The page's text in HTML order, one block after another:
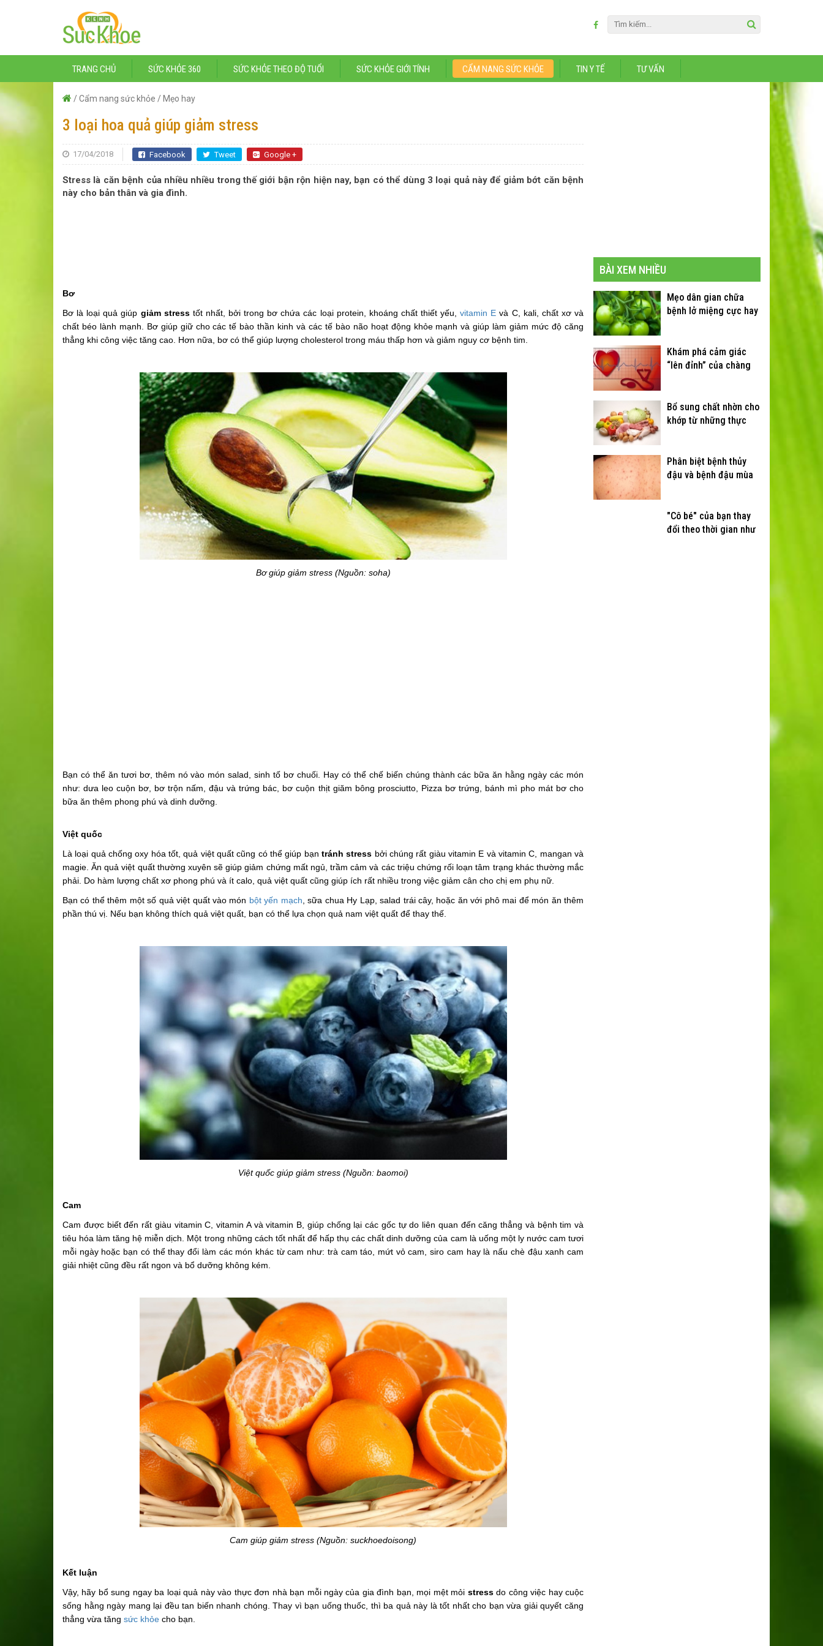
TRANG CHỦ SỨC KHỎE 360 SỨC KHỎE THEO ĐỘ TUỔI SỨC KHỎE GIỚI TÍNH CẨM NANG SỨC KHỎE TIN Y TẾ TƯ VẤN
/Cẩm nang sức khỏe / Mẹo hay
3 loại hoa quả giúp giảm stress
17/04/2018 Facebook Tweet Google +
Stress là căn bệnh của nhiều nhiều trong thế giới bận rộn hiện nay, bạn có thể dùng 3 loại quả này để giảm bớt căn bệnh
này cho bản thân và gia đình.
Bơ
Bơ là loại quả giúp giảm stresstốt nhất, bởi trong bơ chứa các loại protein, khoáng chất thiết yếu,vitamin E và C, kali, chất xơ và
chất béo lành mạnh. Bơ giúp giữ cho các tế bào thần kinh và các tế bào não hoạt động khỏe mạnh và giúp làm giảm mức độ căng
thẳng khi công việc tăng cao. Hơn nữa, bơ có thể giúp lượng cholesterol trong máu thấp hơn và giảm nguy cơ bệnh tim.
Bơ giúp giảm stress (Nguồn: soha)
Bạn có thể ăn tươi bơ, thêm nó vào món salad, sinh tố bơ chuối. Hay có thể chế biến chúng thành các bữa ăn hằng ngày các món
như: dưa leo cuộn bơ, bơ trộn nấm, đậu và trứng bác, bơ cuộn thịt giăm bông prosciutto, Pizza bơ trứng, bánh mì pho mát bơ cho
bữa ăn thêm phong phú và dinh dưỡng.
Việt quốc
Là loại quả chống oxy hóa tốt, quả việt quất cũng có thể giúp bạn tránh stress bởi chúng rất giàu vitamin E và vitamin C, mangan và
magie. Ăn quả việt quất thường xuyên sẽ giúp giảm chứng mất ngủ, trầm cảm và các triệu chứng rối loạn tâm trạng khác thường mắc
phải. Do hàm lượng chất xơ phong phú và ít calo, quả việt quất cũng giúp ích rất nhiều trong việc giảm cân cho chị em phụ nữ.
Bạn có thể thêm một số quả việt quất vào món bột yến mạch , sữa chua Hy Lạp, salad trái cây, hoặc ăn với phô mai để món ăn thêm
phần thú vị. Nếu bạn không thích quả việt quất, bạn có thể lựa chọn quả nam việt quất để thay thế.
Việt quốc giúp giảm stress (Nguồn: baomoi)
Cam
Cam được biết đến rất giàu vitamin C, vitamin A và vitamin B, giúp chống lại các gốc tự do liên quan đến căng thẳng và bệnh tim và
tiêu hóa làm tăng hệ miễn dịch. Một trong những cách tốt nhất để hấp thụ các chất dinh dưỡng của cam là uống một ly nước cam tươi
mỗi ngày hoặc bạn có thể thay đổi làm các món khác từ cam như: trà cam táo, mứt vỏ cam, siro cam hay là nấu chè đậu xanh cam
giải nhiệt cũng đều rất ngon và bổ dưỡng không kém.
Cam giúp giảm stress (Nguồn: suckhoedoisong)
Kết luận
Vậy, hãy bổ sung ngay ba loại quả này vào thực đơn nhà bạn mỗi ngày của gia đình bạn, mọi mệt mỏi stressdo công việc hay cuộc
sống hằng ngày mang lại đều tan biến nhanh chóng. Thay vì bạn uống thuốc, thì ba quả này là tốt nhất cho bạn vừa giải quyết căng
thẳng vừa tăng sức khỏe cho bạn.
BÀI XEM NHIỀU
Mẹo dân gian chữa
bệnh lở miệng cực hay
Khám phá cảm giác
“lên đỉnh” của chàng
Bổ sung chất nhờn cho
khớp từ những thực
Phân biệt bệnh thủy
đậu và bệnh đậu mùa
"Cô bé" của bạn thay
đổi theo thời gian như